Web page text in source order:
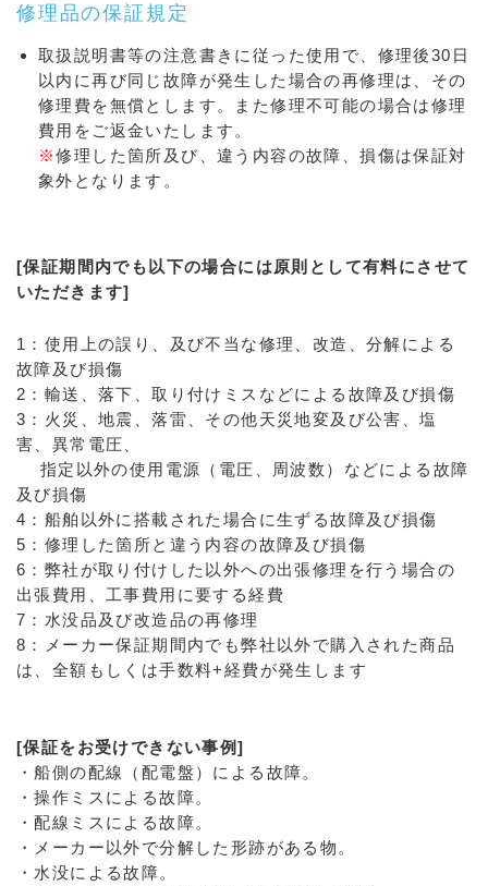
修理品の保証規定
取扱説明書等の注意書きに従った使用で、修理後30日
以内に再び同じ故障が発生した場合の再修理は、その
修理費を無償とします。また修理不可能の場合は修理
費用をご返金いたします。
※修理した箇所及び、違う内容の故障、損傷は保証対
象外となります。
[保証期間内でも以下の場合には原則として有料にさせて
いただきます]
1：使用上の誤り、及び不当な修理、改造、分解による
故障及び損傷
2：輸送、落下、取り付けミスなどによる故障及び損傷
3：火災、地震、落雷、その他天災地変及び公害、塩
害、異常電圧、
指定以外の使用電源（電圧、周波数）などによる故障
及び損傷
4：船舶以外に搭載された場合に生ずる故障及び損傷
5：修理した箇所と違う内容の故障及び損傷
6：弊社が取り付けした以外への出張修理を行う場合の
出張費用、工事費用に要する経費
7：水没品及び改造品の再修理
8：メーカー保証期間内でも弊社以外で購入された商品
は、全額もしくは手数料+経費が発生します
[保証をお受けできない事例]
・船側の配線（配電盤）による故障。
・操作ミスによる故障。
・配線ミスによる故障。
・メーカー以外で分解した形跡がある物。
・水没による故障。